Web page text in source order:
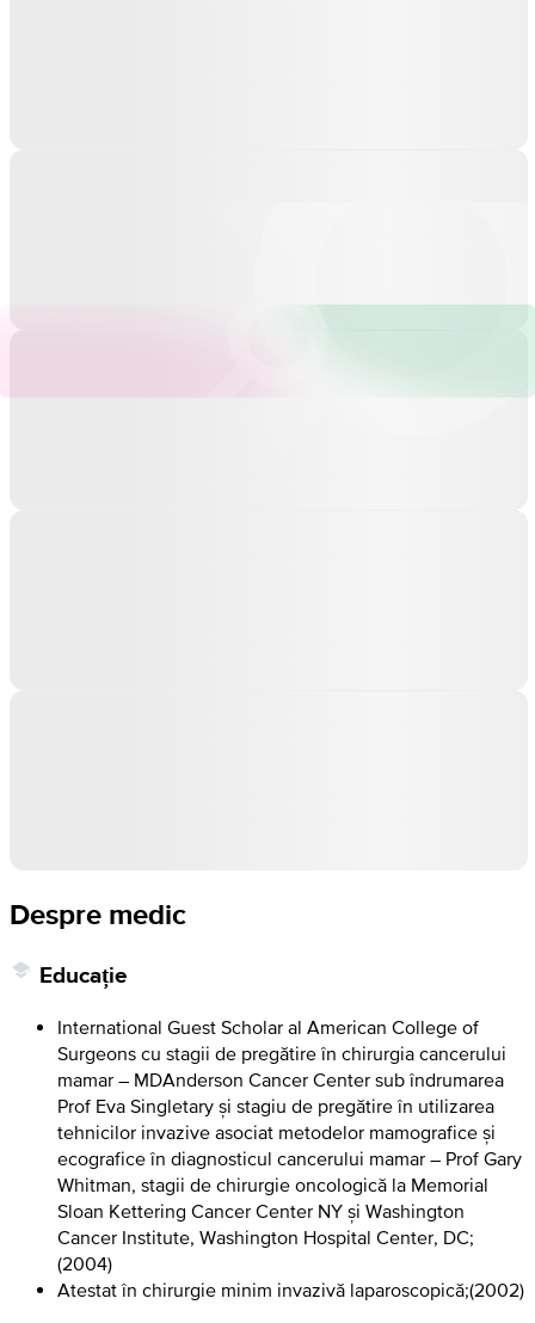
Despre medic
Educație
International Guest Scholar al American College of
Surgeons cu stagii de pregătire în chirurgia cancerului
mamar – MDAnderson Cancer Center sub îndrumarea
Prof Eva Singletary și stagiu de pregătire în utilizarea
tehnicilor invazive asociat metodelor mamografice și
ecografice în diagnosticul cancerului mamar – Prof Gary
Whitman, stagii de chirurgie oncologică la Memorial
Sloan Kettering Cancer Center NY și Washington
Cancer Institute, Washington Hospital Center, DC;
(2004)
Atestat în chirurgie minim invazivă laparoscopică;(2002)